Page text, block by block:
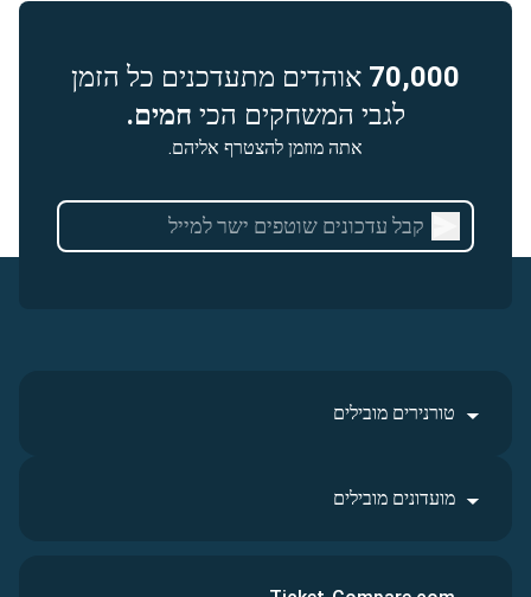
70,000 אוהדים מתעדכנים כל הזמן
לגבי המשחקים הכי חמים.
אתה מוזמן להצטרף אליהם.
טורנירים מובילים
מועדונים מובילים